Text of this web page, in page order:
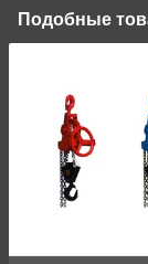
Подобные